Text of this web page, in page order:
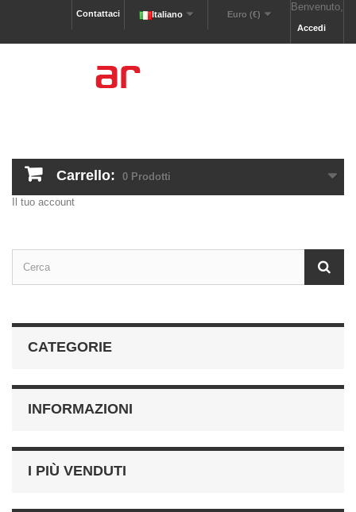
Benvenuto,
Accedi
Euro (€)
Italiano
Contattaci
Carrello: 0 Prodotti
Il tuo account
CATEGORIE
INFORMAZIONI
I PIÙ VENDUTI